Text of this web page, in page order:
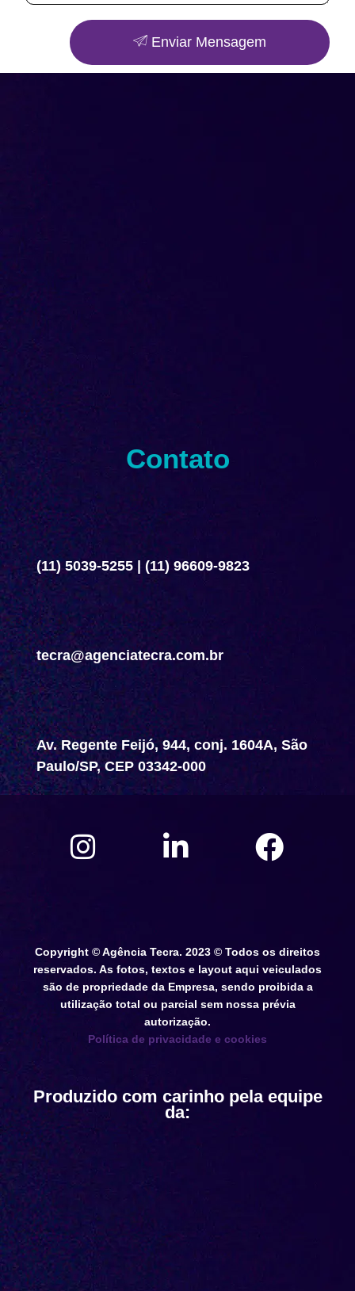
Enviar Mensagem
Contato
(11) 5039-5255| (11) 96609-9823
tecra@agenciatecra.com.br
Av. Regente Feijó, 944, conj. 1604A, São
Paulo/SP, CEP 03342-000
Copyright © Agência Tecra. 2023 © Todos os direitos
reservados. As fotos, textos e layout aqui veiculados
são de propriedade da Empresa, sendo proibida a
utilização total ou parcial sem nossa prévia
autorização.
Política de privacidade e cookies
Produzido com carinho pela equipe
da: